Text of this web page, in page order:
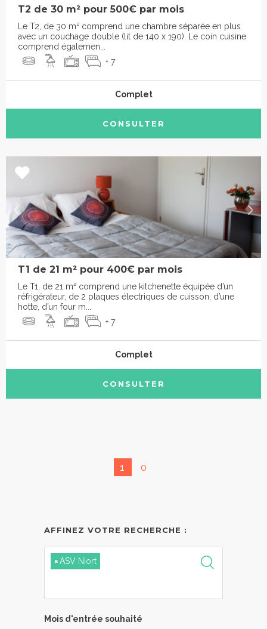
T2 de 30 m² pour 500€ par mois
Le T2, de 30 m² comprend une chambre séparée en plus
avec un couchage double (lit de 140 x 190). Le coin cuisine
comprend égalemen...
+ 7
Complet
CONSULTER
T1 de 21 m² pour 400€ par mois
Le T1, de 21 m² comprend une kitchenette équipée d’un
réfrigérateur, de 2 plaques électriques de cuisson, d’une
hotte, d’un four m...
+ 7
Complet
CONSULTER
1 0
AFFINEZ VOTRE RECHERCHE :
×ASV Niort
Mois d'entrée souhaité